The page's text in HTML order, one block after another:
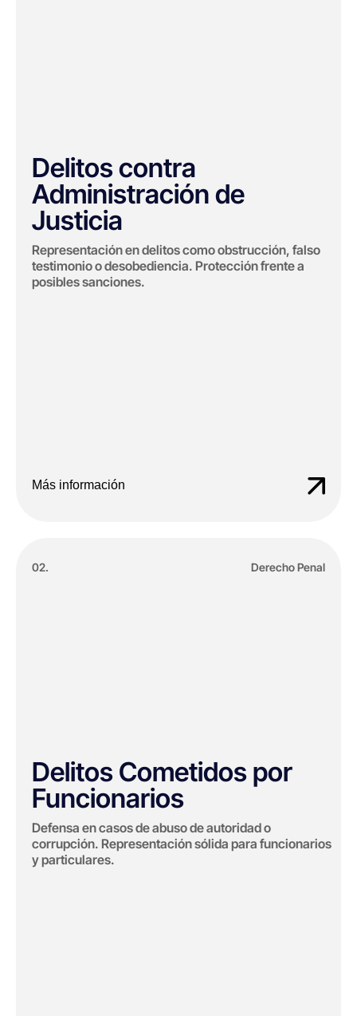
Delitos contra
Administración de
Justicia
Representación en delitos como obstrucción, falso
testimonio o desobediencia. Protección frente a
posibles sanciones.
Más información
02. Derecho Penal
Delitos Cometidos por
Funcionarios
Defensa en casos de abuso de autoridad o
corrupción. Representación sólida para funcionarios
y particulares.